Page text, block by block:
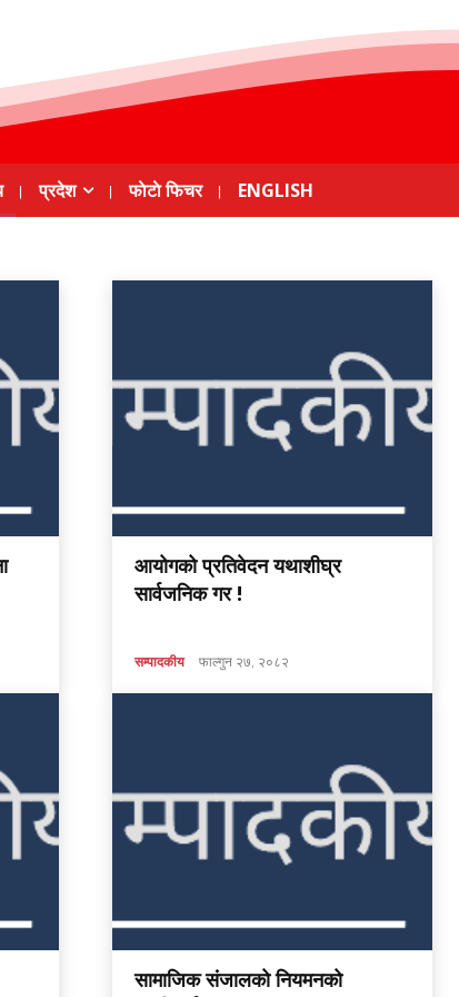
प्रदेश फाेटाे फिचर ENGLISH
आयोगको प्रतिवेदन यथाशीघ्र
सार्वजनिक गर !
सम्पादकीय फाल्गुन २७, २०८२
सामाजिक संजालको नियमनको